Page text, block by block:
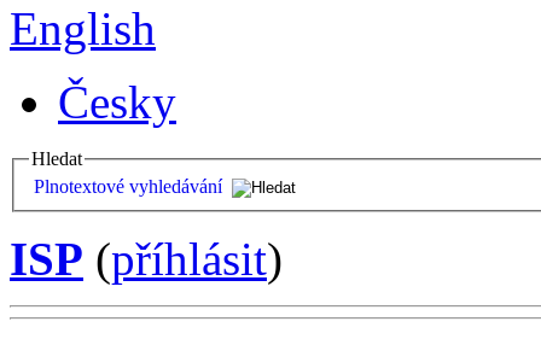
English
Česky
Hledat
Plnotextové vyhledávání
ISP (příhlásit)